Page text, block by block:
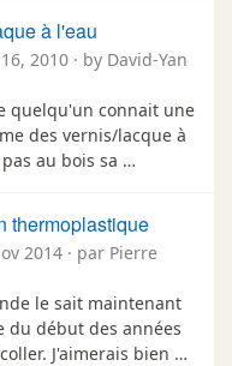
à l'eau
2010 · by David-Yan
quelqu'un connait une
des vernis/lacque à
au bois sa …
thermoplastique
2014 · par Pierre
le sait maintenant
du début des années
J'aimerais bien …